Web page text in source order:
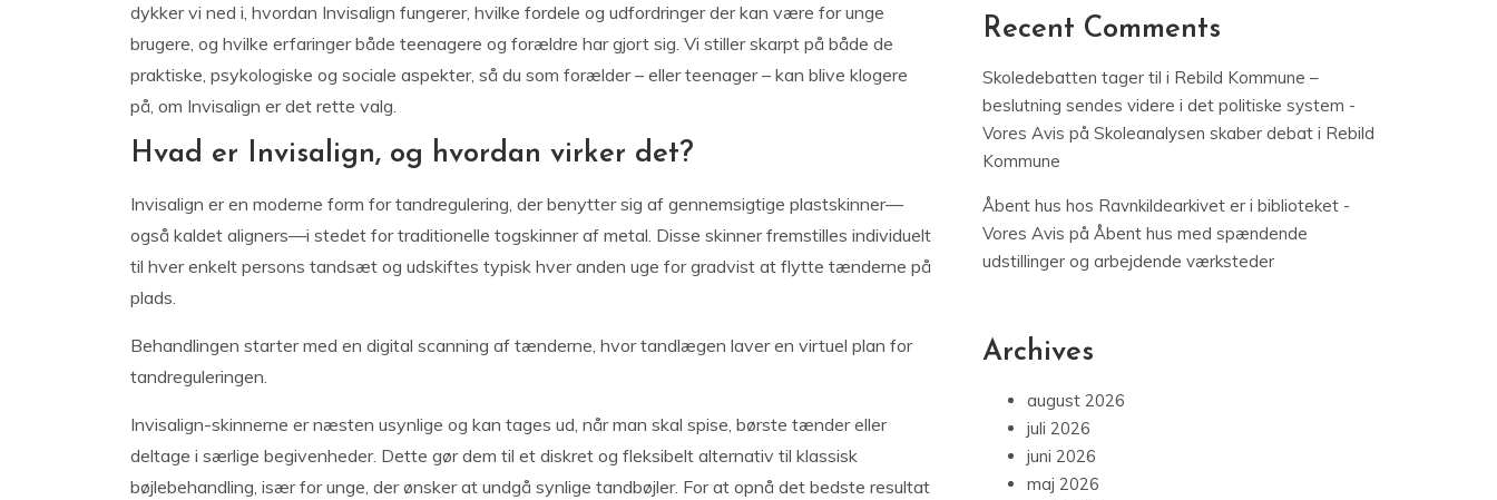
dykker vi ned i, hvordan Invisalign fungerer, hvilke fordele og udfordringer der kan være for unge
brugere, og hvilke erfaringer både teenagere og forældre har gjort sig. Vi stiller skarpt på både de
praktiske, psykologiske og sociale aspekter, så du som forælder – eller teenager – kan blive klogere
på, om Invisalign er det rette valg.
Hvad er Invisalign, og hvordan virker det?
Invisalign er en moderne form for tandregulering, der benytter sig af gennemsigtige plastskinner—
også kaldet aligners—i stedet for traditionelle togskinner af metal. Disse skinner fremstilles individuelt
til hver enkelt persons tandsæt og udskiftes typisk hver anden uge for gradvist at flytte tænderne på
plads.
Behandlingen starter med en digital scanning af tænderne, hvor tandlægen laver en virtuel plan for
tandreguleringen.
Invisalign-skinnerne er næsten usynlige og kan tages ud, når man skal spise, børste tænder eller
deltage i særlige begivenheder. Dette gør dem til et diskret og fleksibelt alternativ til klassisk
bøjlebehandling, især for unge, der ønsker at undgå synlige tandbøjler. For at opnå det bedste resultat
Recent Comments
Skoledebatten tager til i Rebild Kommune –
beslutning sendes videre i det politiske system -
Vores Avis på Skoleanalysen skaber debat i Rebild
Kommune
Åbent hus hos Ravnkildearkivet er i biblioteket -
Vores Avis på Åbent hus med spændende
udstillinger og arbejdende værksteder
Archives
august 2026
juli 2026
juni 2026
maj 2026